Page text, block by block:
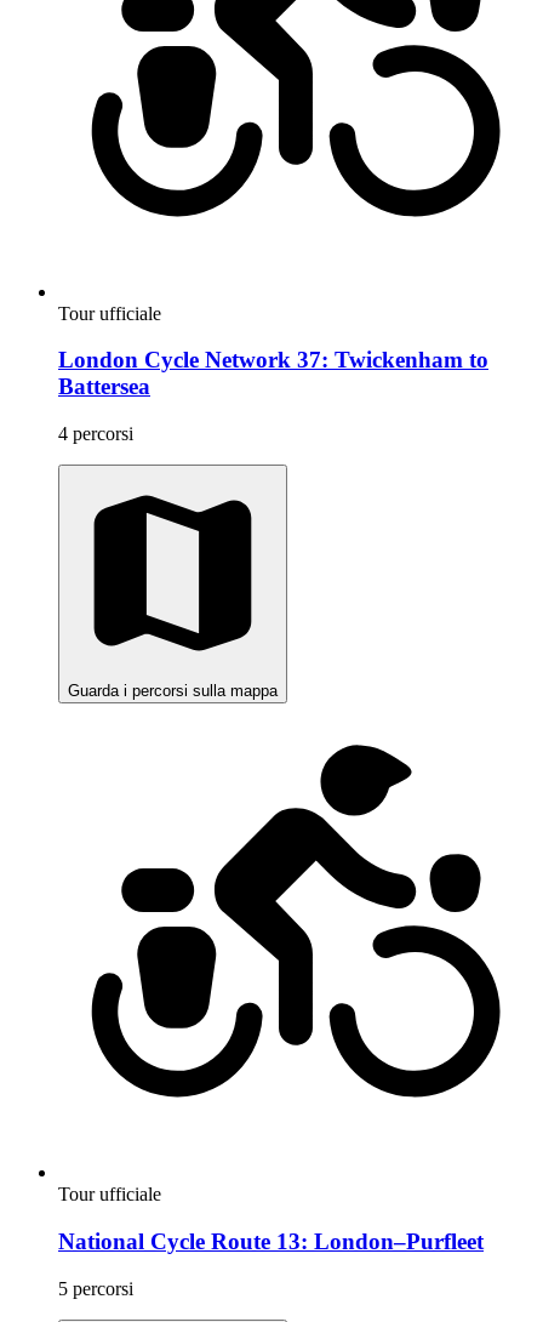
Tour ufficiale
London Cycle Network 37: Twickenham to
Battersea
4 percorsi
Guarda i percorsi sulla mappa
Tour ufficiale
National Cycle Route 13: London–Purfleet
5 percorsi